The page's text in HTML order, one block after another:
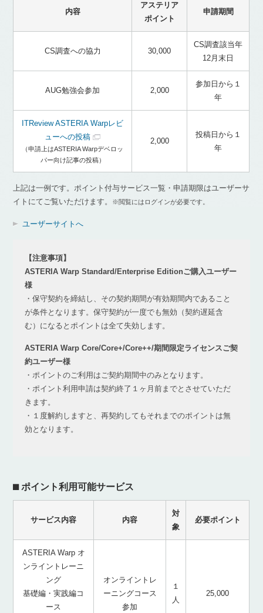
内容
アステリア
ポイント
申請期間
CS調査への協力 30,000
CS調査該当年
12月末日
AUG勉強会参加 2,000
参加日から１
年
ITReview ASTERIA Warpレビ
ューへの投稿
（申請上はASTERIA Warpデベロッ
パー向け記事の投稿）
2,000
投稿日から１
年
上記は一例です。ポイント付与サービス一覧・申請期限はユーザーサ
イトにてご覧いただけます。
※閲覧にはログインが必要です。
ユーザーサイトへ
【注意事項】
ASTERIA Warp Standard/Enterprise Editionご購入ユーザー
様
・保守契約を締結し、その契約期間が有効期間内であること
が条件となります。保守契約が一度でも無効（契約遅延含
む）になるとポイントは全て失効します。
ASTERIA Warp Core/Core+/Core++/期間限定ライセンスご契
約ユーザー様
・ポイントのご利用はご契約期間中のみとなります。
・ポイント利用申請は契約終了１ヶ月前までとさせていただ
きます。
・１度解約しますと、再契約してもそれまでのポイントは無
効となります。
⬛︎ ポイント利用可能サービス
サービス内容 内容
対
象
必要ポイント
ASTERIA Warp オ
ンライントレーニ
ング
基礎編・実践編コ
ース
オンライントレ
ーニングコース
参加
１
人
25,000